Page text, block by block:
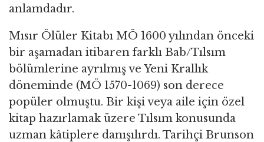
anlamdadır.
Mısır Ölüler Kitabı MÖ 1600 yılından önceki
bir aşamadan itibaren farklı Bab/Tılsım
bölümlerine ayrılmış ve Yeni Krallık
döneminde (MÖ 1570-1069) son derece
popüler olmuştu. Bir kişi veya aile için özel
kitap hazırlamak üzere Tılsım konusunda
uzman kâtiplere danışılırdı. Tarihçi Brunson